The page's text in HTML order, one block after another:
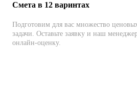
Смета в 12 варинтах
Подготовим для вас множество
задачи. Оставьте заявку и наш
онлайн-оценку.